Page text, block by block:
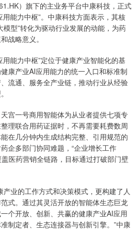
）旗下的主业务平台中康科技，正式
能力中枢”。中康科技方面表示，其核
模型”转化为驱动行业发展的动能，为药
战略意义。
能力中枢”定位于健康产业智能化的基
康产业AI应用能力的统一入口和标准制
流通、服务全产业链，推动行业从经验
一号商用智能体为从业者提供七项专
理联合用药证据时，不再需要耗费数周
在几分钟内生成结构完整、引用规范的
企多部门协同难题，“企业增长工作
医药营销全链路，目标通过打破部门壁
业的工作方式和决策模式，更构建了人
式。通过其灵活开放的智能体生态巨龙
个开放、创新、共赢的健康产业AI应用
制定者、生态连接器与创新引擎。”中康